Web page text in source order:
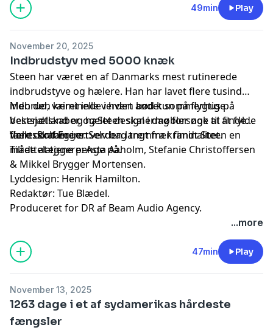
49min Play
November 20, 2025
Indbrudstyv med 5000 knæk
Steen har været en af Danmarks mest rutinerede
indbrudstyve og hælere. Han har lavet flere tusind
indbrud, været inde i hvert andet sommerhus på
Vestsjælland og hælet designermøbler nok til at fylde
flere containere. Selv bag tremmer fandt Steen en
måde at tjene penge på.
Men den kriminelle verden bød kun på flygtige
bekendtskaber, og Steen skal i dag forsøge at finde
fællesskaber i en verden langt fra kriminalitet.
Vært: Rolf Eggert.
Tilrettelæggere: Asta Aaholm, Stefanie Christoffersen
& Mikkel Brygger Mortensen.
Lyddesign: Henrik Hamilton.
Redaktør: Tue Blædel.
Produceret for DR af Beam Audio Agency.
...more
47min Play
November 13, 2025
1263 dage i et af sydamerikas hårdeste
fængsler